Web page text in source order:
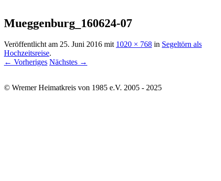
Mueggenburg_160624-07
Veröffentlicht am 25. Juni 2016 mit 1020 × 768 in Segeltörn als
Hochzeitsreise.
← Vorheriges Nächstes →
© Wremer Heimatkreis von 1985 e.V. 2005 - 2025